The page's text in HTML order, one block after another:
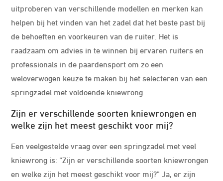
uitproberen van verschillende modellen en merken kan
helpen bij het vinden van het zadel dat het beste past bij
de behoeften en voorkeuren van de ruiter. Het is
raadzaam om advies in te winnen bij ervaren ruiters en
professionals in de paardensport om zo een
weloverwogen keuze te maken bij het selecteren van een
springzadel met voldoende kniewrong.
Zijn er verschillende soorten kniewrongen en
welke zijn het meest geschikt voor mij?
Een veelgestelde vraag over een springzadel met veel
kniewrong is: “Zijn er verschillende soorten kniewrongen
en welke zijn het meest geschikt voor mij?” Ja, er zijn